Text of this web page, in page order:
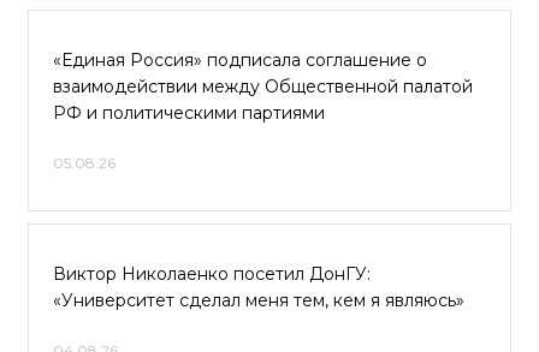
«Единая Россия» подписала соглашение о
взаимодействии между Общественной палатой
РФ и политическими партиями
05.08.26
Виктор Николаенко посетил ДонГУ:
«Университет сделал меня тем, кем я являюсь»